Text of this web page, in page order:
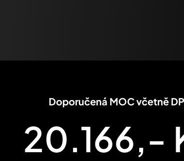
Doporučená MOC včetně
20.166,-